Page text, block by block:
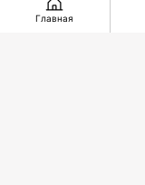
Главная